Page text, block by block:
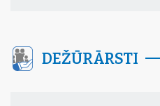
DEŽŪRĀRSTI